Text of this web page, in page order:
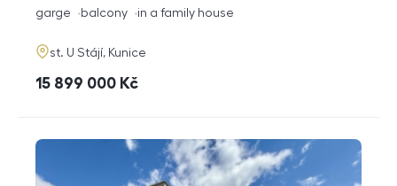
funkce
garge balcony in a family house
adresa
st. U Stájí, Kunice
cena
15 899 000 Kč